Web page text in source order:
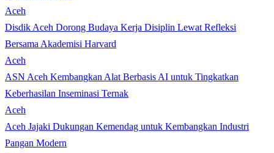
Aceh
Disdik Aceh Dorong Budaya Kerja Disiplin Lewat Refleksi
Bersama Akademisi Harvard
Aceh
ASN Aceh Kembangkan Alat Berbasis AI untuk Tingkatkan
Keberhasilan Inseminasi Ternak
Aceh
Aceh Jajaki Dukungan Kemendag untuk Kembangkan Industri
Pangan Modern